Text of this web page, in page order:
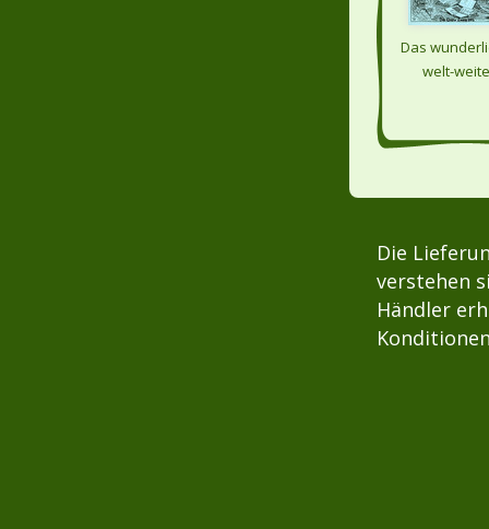
Das
welt-weite
Die
verstehen
Händler